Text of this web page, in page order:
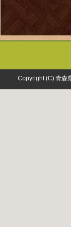
Copyright (C) 青森